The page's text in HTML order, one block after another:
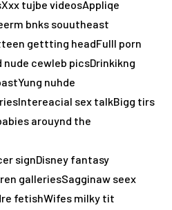
tujbe videosAppliqe
bnks souutheast
gettting headFulll porn
cewleb picsDrinkikng
nuhde
sex talkBigg tirs
arouynd the
signDisney fantasy
galleriesSagginaw seex
fetishWifes milky tit